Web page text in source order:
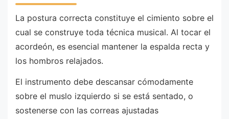
La postura correcta constituye el cimiento sobre el
cual se construye toda técnica musical. Al tocar el
acordeón, es esencial mantener la espalda recta y
los hombros relajados.
El instrumento debe descansar cómodamente
sobre el muslo izquierdo si se está sentado, o
sostenerse con las correas ajustadas